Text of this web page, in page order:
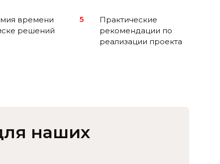
времени
решений
5
Практические
рекомендации по
реализации проекта
наших